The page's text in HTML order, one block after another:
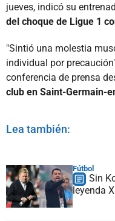
jueves, indicó su
del choque de Ligue 1
"Sintió una molestia
individual por
conferencia de prensa
club en Saint-Germain-
Lea también:
Fútbol
Sin
leyenda